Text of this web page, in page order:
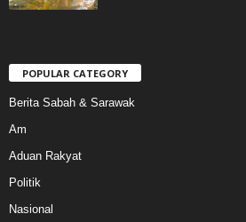
POPULAR CATEGORY
Berita Sabah & Sarawak
Am
Aduan Rakyat
Politik
Nasional